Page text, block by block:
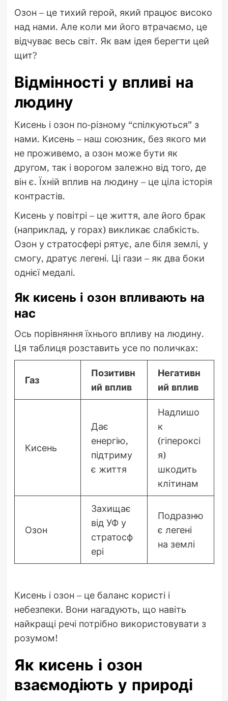
Озон – це тихий герой, який працює високо
над нами. Але коли ми його втрачаємо, це
відчуває весь світ. Як вам ідея берегти цей
щит?
Відмінності у впливі на
людину
Кисень і озон по-різному “спілкуються” з
нами. Кисень – наш союзник, без якого ми
не проживемо, а озон може бути як
другом, так і ворогом залежно від того, де
він є. Їхній вплив на людину – це ціла історія
контрастів.
Кисень у повітрі – це життя, але його брак
(наприклад, у горах) викликає слабкість.
Озон у стратосфері рятує, але біля землі, у
смогу, дратує легені. Ці гази – як два боки
однієї медалі.
Як кисень і озон впливають на
нас
Ось порівняння їхнього впливу на людину.
Ця таблиця розставить усе по поличках:
Газ
Позитивн
ий вплив
Негативн
ий вплив
Кисень
Дає
енергію,
підтриму
є життя
Надлишо
к
(гіпероксі
я)
шкодить
клітинам
Озон
Захищає
від УФ у
стратосф
ері
Подразню
є легені
на землі
Кисень і озон – це баланс користі і
небезпеки. Вони нагадують, що навіть
найкращі речі потрібно використовувати з
розумом!
Як кисень і озон
взаємодіють у природі